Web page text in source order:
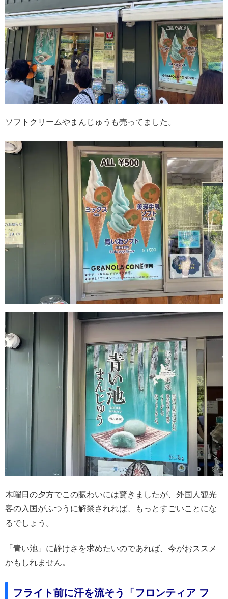
ソフトクリームやまんじゅうも売ってました。
木曜日の夕方でこの賑わいには驚きましたが、外国人観光
客の入国がふつうに解禁されれば、もっとすごいことにな
るでしょう。
「青い池」に静けさを求めたいのであれば、今がおススメ
かもしれません。
フライト前に汗を流そう「フロンティア フ